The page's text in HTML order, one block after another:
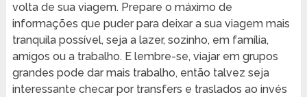
volta de sua viagem. Prepare o máximo de
informações que puder para deixar a sua viagem mais
tranquila possível, seja a lazer, sozinho, em família,
amigos ou a trabalho. E lembre-se, viajar em grupos
grandes pode dar mais trabalho, então talvez seja
interessante checar por transfers e traslados ao invés